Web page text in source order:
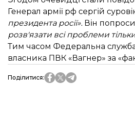
Генерал армії рф сергій
президента росії». Він
розв'язати всі проблеми
Тим часом Федеральна служба
власника ПВК «Вагнер» за
Поділитися: